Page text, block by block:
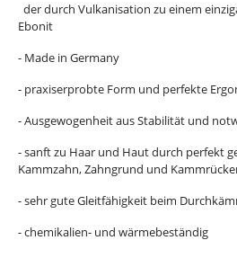
der durch Vulkanisation zu einem
Ebonit
- Made in Germany
- praxiserprobte Form und perfekte
- Ausgewogenheit aus Stabilität und
- sanft zu Haar und Haut durch perfekt
Kammzahn, Zahngrund und
- sehr gute Gleitfähigkeit beim
- chemikalien- und wärmebeständig